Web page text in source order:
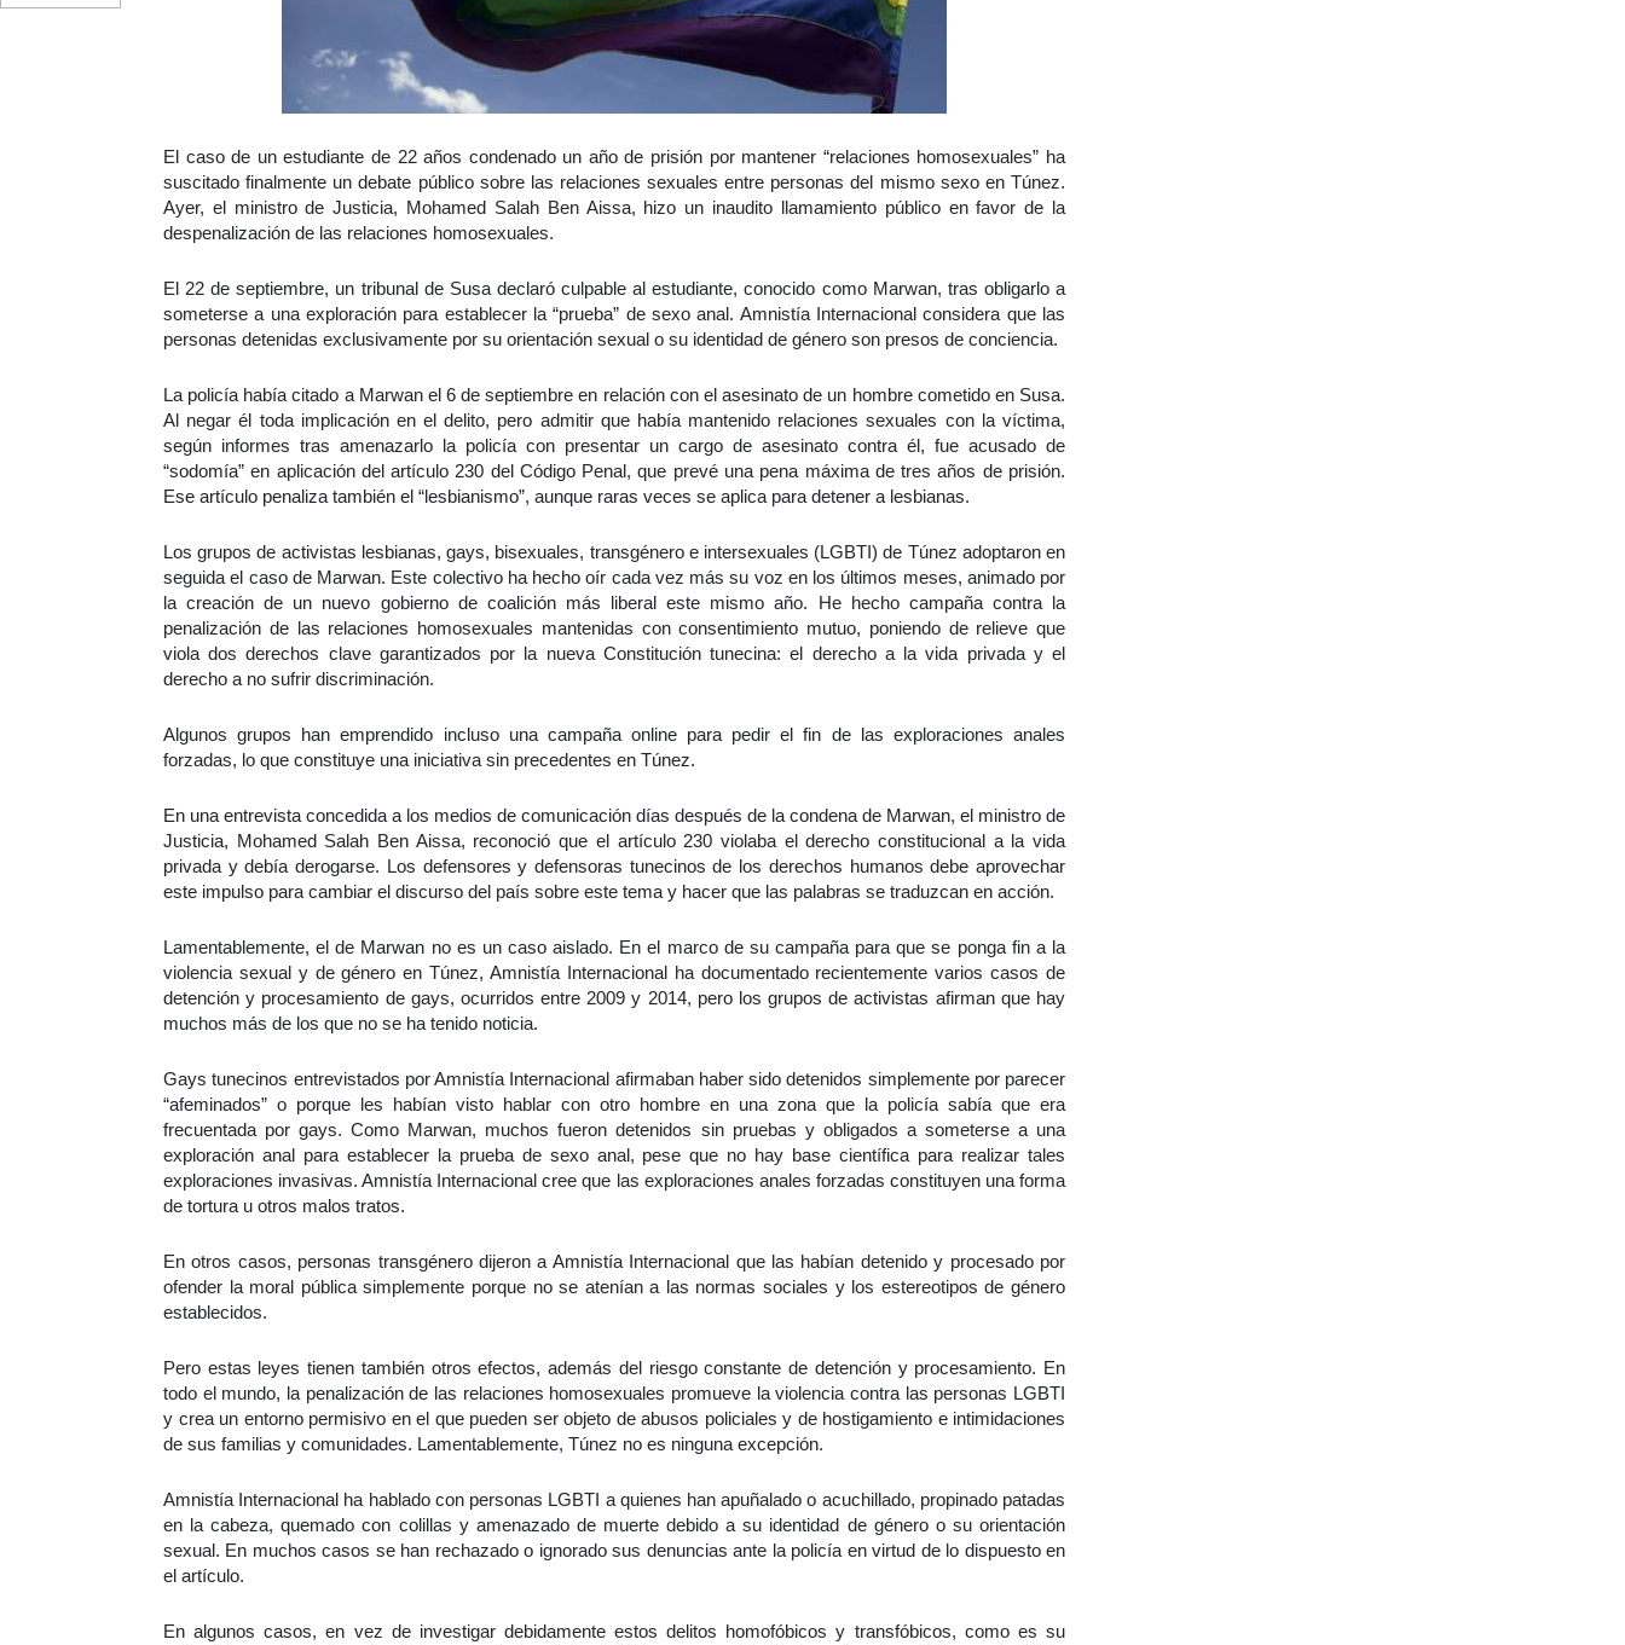
El caso de un estudiante de 22 años condenado un año de prisión por mantener “relaciones homosexuales” ha
suscitado finalmente un debate público sobre las relaciones sexuales entre personas del mismo sexo en Túnez.
Ayer, el ministro de Justicia, Mohamed Salah Ben Aissa, hizo un inaudito llamamiento público en favor de la
despenalización de las relaciones homosexuales.
El 22 de septiembre, un tribunal de Susa declaró culpable al estudiante, conocido como Marwan, tras obligarlo a
someterse a una exploración para establecer la “prueba” de sexo anal. Amnistía Internacional considera que las
personas detenidas exclusivamente por su orientación sexual o su identidad de género son presos de conciencia.
La policía había citado a Marwan el 6 de septiembre en relación con el asesinato de un hombre cometido en Susa.
Al negar él toda implicación en el delito, pero admitir que había mantenido relaciones sexuales con la víctima,
según informes tras amenazarlo la policía con presentar un cargo de asesinato contra él, fue acusado de
“sodomía” en aplicación del artículo 230 del Código Penal, que prevé una pena máxima de tres años de prisión.
Ese artículo penaliza también el “lesbianismo”, aunque raras veces se aplica para detener a lesbianas.
Los grupos de activistas lesbianas, gays, bisexuales, transgénero e intersexuales (LGBTI) de Túnez adoptaron en
seguida el caso de Marwan. Este colectivo ha hecho oír cada vez más su voz en los últimos meses, animado por
la creación de un nuevo gobierno de coalición más liberal este mismo año. He hecho campaña contra la
penalización de las relaciones homosexuales mantenidas con consentimiento mutuo, poniendo de relieve que
viola dos derechos clave garantizados por la nueva Constitución tunecina: el derecho a la vida privada y el
derecho a no sufrir discriminación.
Algunos grupos han emprendido incluso una campaña online para pedir el fin de las exploraciones anales
forzadas, lo que constituye una iniciativa sin precedentes en Túnez.
En una entrevista concedida a los medios de comunicación días después de la condena de Marwan, el ministro de
Justicia, Mohamed Salah Ben Aissa, reconoció que el artículo 230 violaba el derecho constitucional a la vida
privada y debía derogarse. Los defensores y defensoras tunecinos de los derechos humanos debe aprovechar
este impulso para cambiar el discurso del país sobre este tema y hacer que las palabras se traduzcan en acción.
Lamentablemente, el de Marwan no es un caso aislado. En el marco de su campaña para que se ponga fin a la
violencia sexual y de género en Túnez, Amnistía Internacional ha documentado recientemente varios casos de
detención y procesamiento de gays, ocurridos entre 2009 y 2014, pero los grupos de activistas afirman que hay
muchos más de los que no se ha tenido noticia.
Gays tunecinos entrevistados por Amnistía Internacional afirmaban haber sido detenidos simplemente por parecer
“afeminados” o porque les habían visto hablar con otro hombre en una zona que la policía sabía que era
frecuentada por gays. Como Marwan, muchos fueron detenidos sin pruebas y obligados a someterse a una
exploración anal para establecer la prueba de sexo anal, pese que no hay base científica para realizar tales
exploraciones invasivas. Amnistía Internacional cree que las exploraciones anales forzadas constituyen una forma
de tortura u otros malos tratos.
En otros casos, personas transgénero dijeron a Amnistía Internacional que las habían detenido y procesado por
ofender la moral pública simplemente porque no se atenían a las normas sociales y los estereotipos de género
establecidos.
Pero estas leyes tienen también otros efectos, además del riesgo constante de detención y procesamiento. En
todo el mundo, la penalización de las relaciones homosexuales promueve la violencia contra las personas LGBTI
y crea un entorno permisivo en el que pueden ser objeto de abusos policiales y de hostigamiento e intimidaciones
de sus familias y comunidades. Lamentablemente, Túnez no es ninguna excepción.
Amnistía Internacional ha hablado con personas LGBTI a quienes han apuñalado o acuchillado, propinado patadas
en la cabeza, quemado con colillas y amenazado de muerte debido a su identidad de género o su orientación
sexual. En muchos casos se han rechazado o ignorado sus denuncias ante la policía en virtud de lo dispuesto en
el artículo.
En algunos casos, en vez de investigar debidamente estos delitos homofóbicos y transfóbicos, como es su